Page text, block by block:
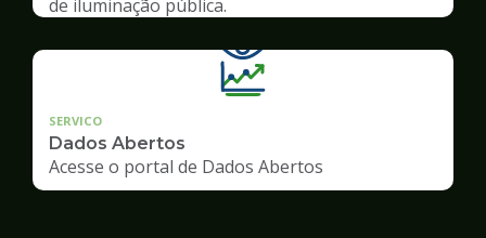
de iluminação pública.
SERVICO
Dados Abertos
Acesse o portal de Dados Abertos